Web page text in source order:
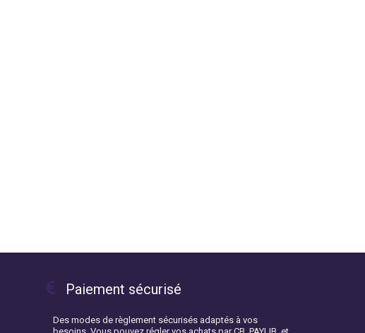
Paiement sécurisé
Des modes de règlement sécurisés adaptés à vos